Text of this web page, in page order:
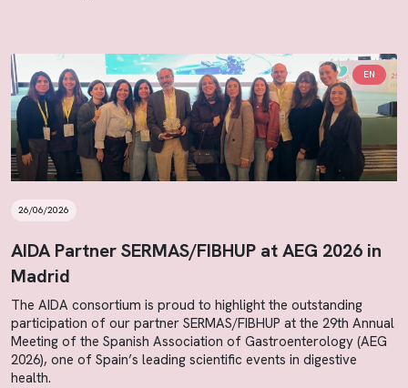
EN
AIDA Partner SERMAS/FIBHUP at AEG 2026 in
Madrid
The AIDA consortium is proud to highlight the outstanding
participation of our partner SERMAS/FIBHUP at the 29th Annual
Meeting of the Spanish Association of Gastroenterology (AEG
2026), one of Spain’s leading scientific events in digestive
health.
26/06/2026